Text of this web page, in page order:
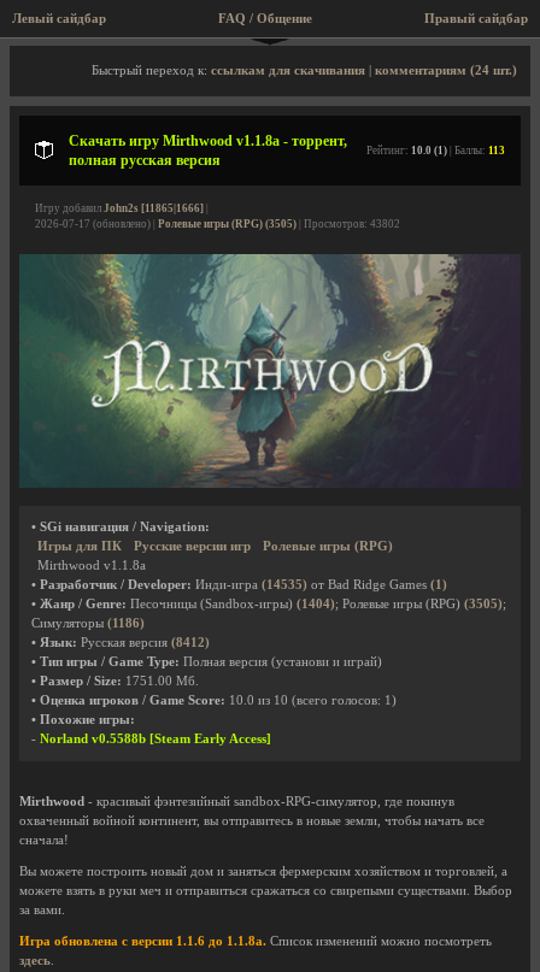
Левый сайдбар FAQ / Общение
Описание игры, торрент, скриншоты, видео
Быстрый переход к: ссылкам для скачивания комментариям (24 шт.)
Скачать игру Mirthwood v1.1.8a - торрент,
полная русская версия
Рейтинг: 10.0 (1) | Баллы: 113
Игру добавил John2s [11865|1666]
2026-07-17 (обновлено) | Ролевые игры (RPG) (3505) | Просмотров: 43802
• SGi навигация / Navigation:
Игры для ПК
Русские версии игр
Ролевые игры (RPG)
Mirthwood v1.1.8a
• Разработчик / Developer: Инди-игра (14535) от Bad Ridge Games (1)
• Жанр / Genre: Песочницы (Sandbox-игры) (1404); Ролевые игры (RPG) (3505);
Симуляторы (1186)
• Язык: Русская версия (8412)
• Тип игры / Game Type: Полная версия (установи и играй)
• Размер / Size: 1751.00 Мб.
• Оценка игроков / Game Score: 10.0 из 10 (всего голосов: 1)
• Похожие игры:
- Norland v0.5588b [Steam Early Access]
Mirthwood - красивый фэнтезийный sandbox-RPG-симулятор, где покинув
охваченный войной континент, вы отправитесь в новые земли, чтобы начать все
сначала!
Вы можете построить новый дом и заняться фермерским хозяйством и торговлей, а
можете взять в руки меч и отправиться сражаться со свирепыми существами. Выбор
за вами.
Игра обновлена с версии 1.1.6 до 1.1.8a. Список изменений можно посмотреть
здесь.